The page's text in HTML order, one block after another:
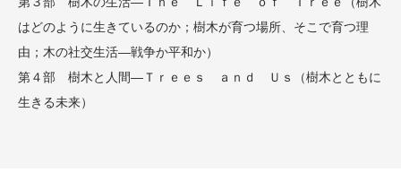
はどのように生きているのか；樹木が育つ場所、そこで育つ理
由；木の社交生活―戦争か平和か）
第４部 樹木と人間―Ｔｒｅｅｓ ａｎｄ Ｕｓ（樹木とともに
生きる未来）